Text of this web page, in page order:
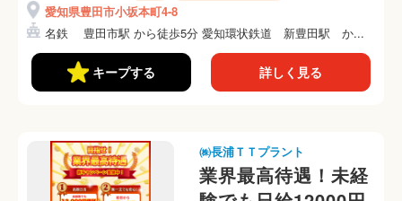
愛知県豊田市小坂本町4-8
名鉄 豊田市駅 から徒歩5分 愛知環状鉄道 新豊田駅 か...
キープする 詳しく見る
㈱長浦ＴＴプラント
業界最高待遇！未経